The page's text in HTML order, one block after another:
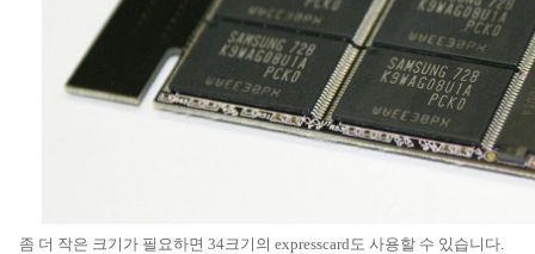
좀 더 작은 크기가 필요하면 34크기의 expresscard 도 사용할 수 있습니다